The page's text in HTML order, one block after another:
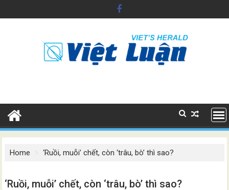
to
Home ‘Ruồi, muỗi’ chết, còn ‘trâu, bò’ thì sao?
‘Ruồi, muỗi’ chết, còn ‘trâu, bò’ thì sao?